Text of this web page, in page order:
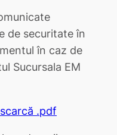
de securitate în
în caz de
Sucursala EM
.pdf